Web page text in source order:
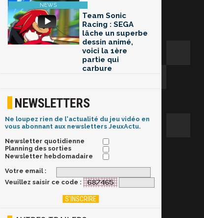
Team Sonic
Racing : SEGA
lâche un superbe
dessin animé,
voici la 1ère
partie qui
carbure
NEWSLETTERS
Ne loupez rien de l'actualité du jeu vidéo en
vous abonnant aux newsletters JeuxActu.
Newsletter quotidienne
Planning des sorties
Newsletter hebdomadaire
Votre email :
Veuillez saisir ce code :